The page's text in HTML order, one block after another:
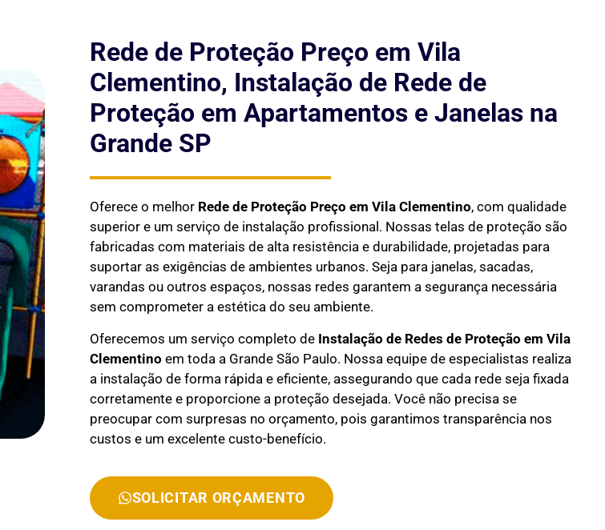
Rede de Proteção Preço em Vila
Clementino, Instalação de Rede de
Proteção em Apartamentos e Janelas na
Grande SP
Oferece o melhor Rede de Proteção Preço em Vila Clementino, com qualidade
superior e um serviço de instalação profissional. Nossas telas de proteção são
fabricadas com materiais de alta resistência e durabilidade, projetadas para
suportar as exigências de ambientes urbanos. Seja para janelas, sacadas,
varandas ou outros espaços, nossas redes garantem a segurança necessária
sem comprometer a estética do seu ambiente.
Oferecemos um serviço completo de Instalação de Redes de Proteção em Vila
Clementino em toda a Grande São Paulo. Nossa equipe de especialistas realiza
a instalação de forma rápida e eficiente, assegurando que cada rede seja fixada
corretamente e proporcione a proteção desejada. Você não precisa se
preocupar com surpresas no orçamento, pois garantimos transparência nos
custos e um excelente custo-benefício.
SOLICITAR ORÇAMENTO